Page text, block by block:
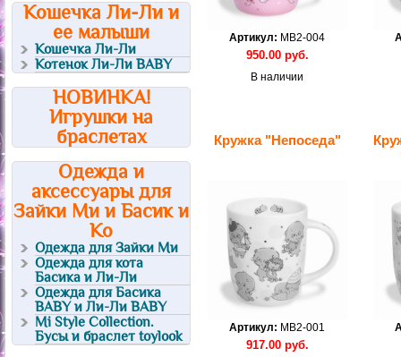
Кошечка Ли-Ли и
ее малыши
Кошечка Ли-Ли
Котенок Ли-Ли BABY
НОВИНКА!
Игрушки на
браслетах
Одежда и
аксессуары для
Зайки Ми и Басик и
Ко
Одежда для Зайки Ми
Одежда для кота
Басика и Ли-Ли
Одежда для Басика
BABY и Ли-Ли BABY
Mi Style Collection.
Бусы и браслет toylook
Артикул: MB2-004
950.00руб.
В наличии
Кружка "Непоседа"
Артикул: MB2-001
917.00руб.